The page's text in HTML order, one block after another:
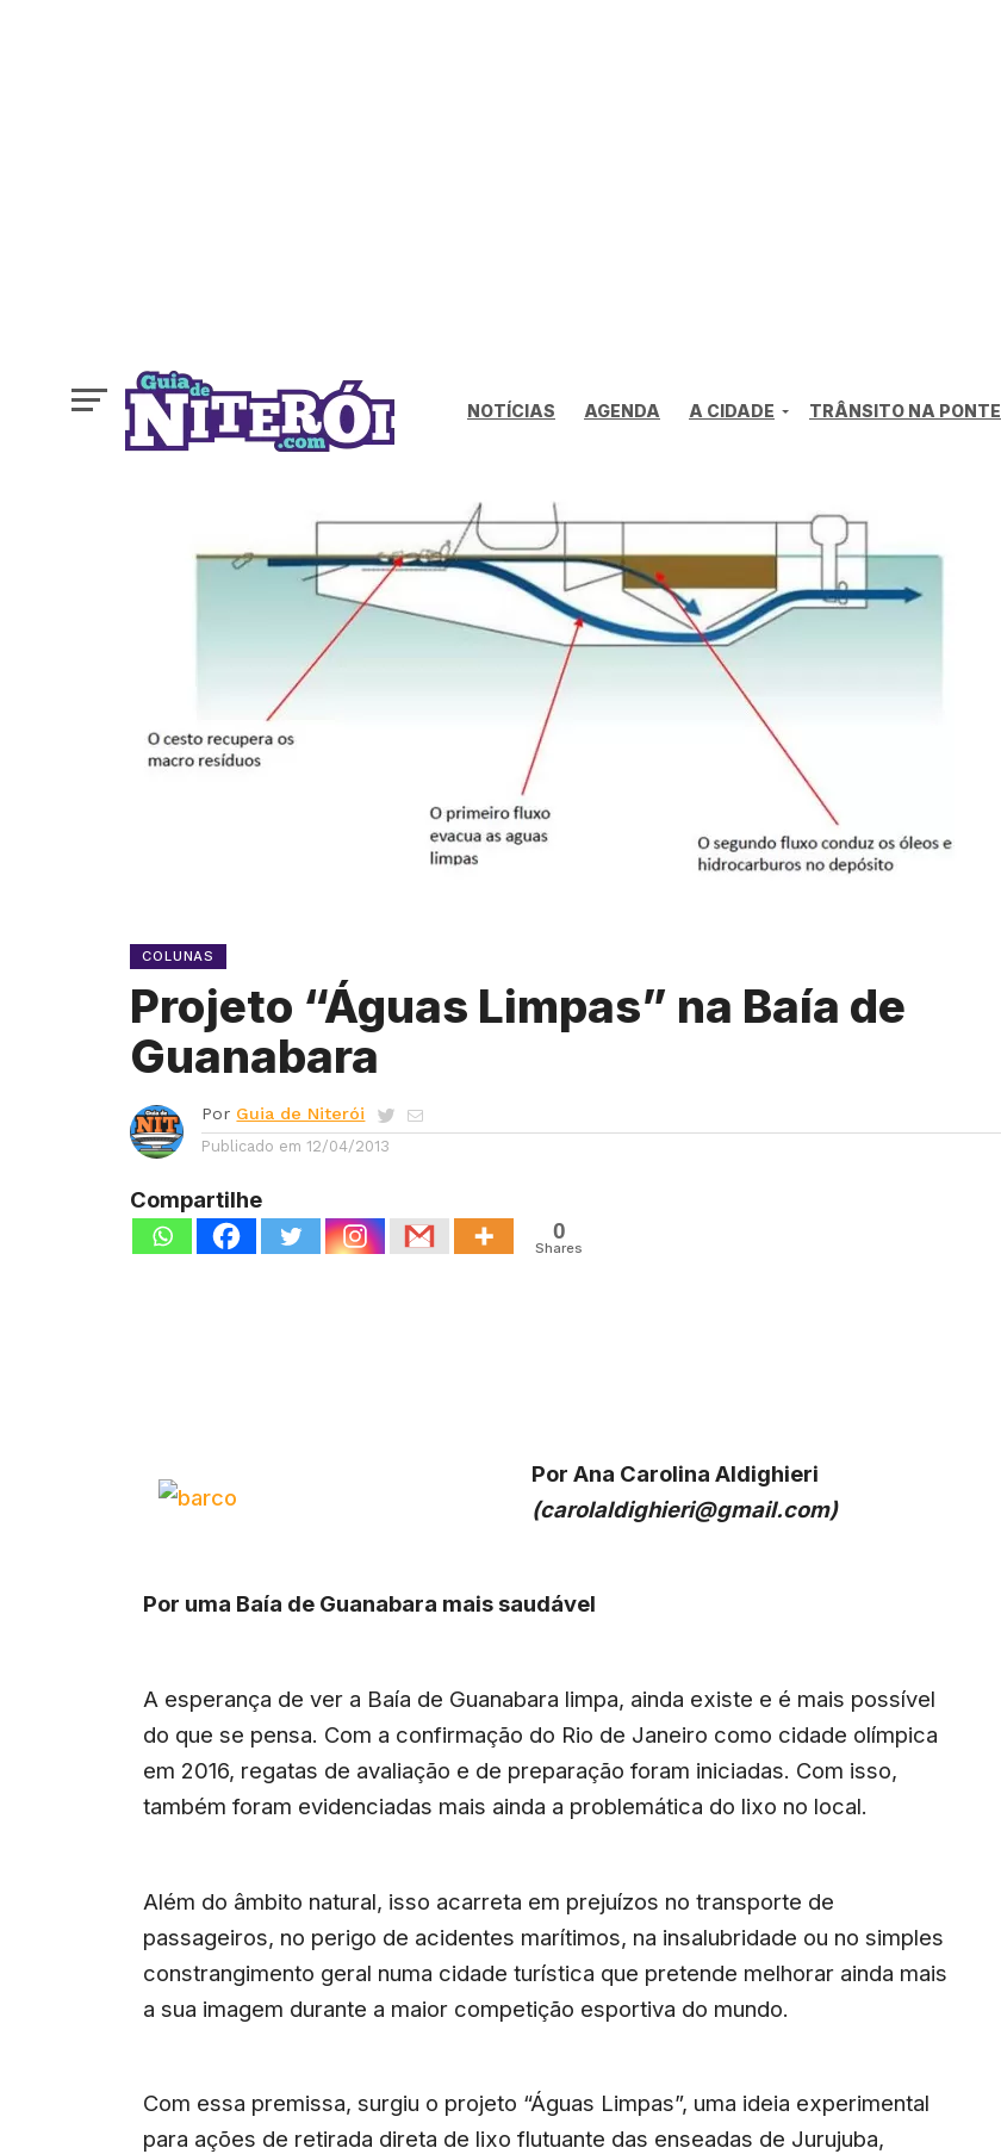
NOTÍCIAS AGENDA A CIDADE TRÂNSITO NA PONTE
COLUNAS
Projeto “Águas Limpas” na Baía de
Guanabara
Por Guia de Niterói
Publicado em 12/04/2013
Compartilhe
0
Shares
Por Ana Carolina Aldighieri
(carolaldighieri@gmail.com)
Por uma Baía de Guanabara mais saudável
A esperança de ver a Baía de Guanabara limpa, ainda existe e é mais possível
do que se pensa. Com a confirmação do Rio de Janeiro como cidade olímpica
em 2016, regatas de avaliação e de preparação foram iniciadas. Com isso,
também foram evidenciadas mais ainda a problemática do lixo no local.
Além do âmbito natural, isso acarreta em prejuízos no transporte de
passageiros, no perigo de acidentes marítimos, na insalubridade ou no simples
constrangimento geral numa cidade turística que pretende melhorar ainda mais
a sua imagem durante a maior competição esportiva do mundo.
Com essa premissa, surgiu o projeto “Águas Limpas”, uma ideia experimental
para ações de retirada direta de lixo flutuante das enseadas de Jurujuba,